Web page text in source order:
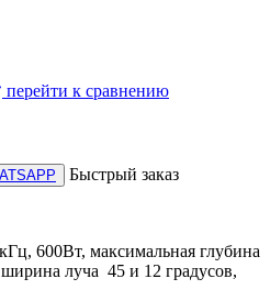
перейти к сравнению
Быстрый заказ
600Вт, максимальная глубина
луча 45 и 12 градусов,